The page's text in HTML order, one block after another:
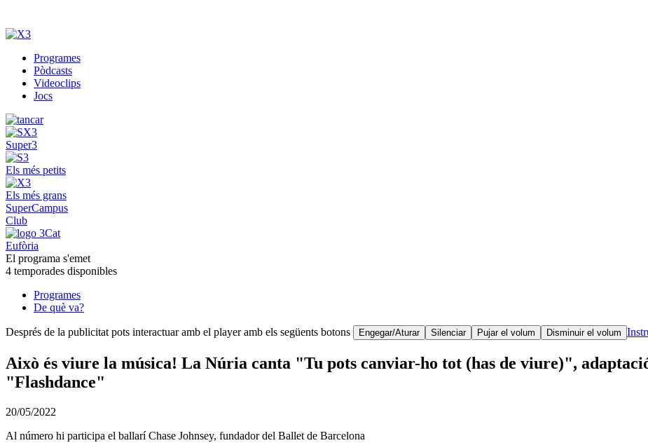
Programes
Pòdcasts
Videoclips
Jocs
Super3
Els més petits
Els més grans
SuperCampus
Club
Eufòria
El programa s'emet
4 temporades disponibles
Programes
De què va?
Després de la publicitat pots interactuar amb el player amb els següents botons Engegar/Aturar Silenciar Pujar el volum Disminuir el volum
Això és viure la música! La Núria canta "Tu pots canviar-ho tot (has de viure)",
"Flashdance"
20/05/2022
Al número hi participa el ballarí Chase Johnsey, fundador del Ballet de Barcelona